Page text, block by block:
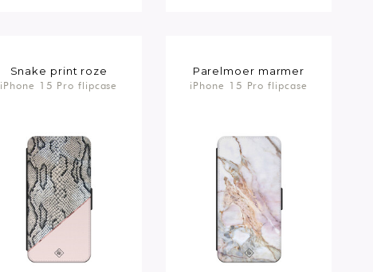
Snake print roze
iPhone 15 Pro flipcase
Parelmoer marmer
iPhone 15 Pro flipcase